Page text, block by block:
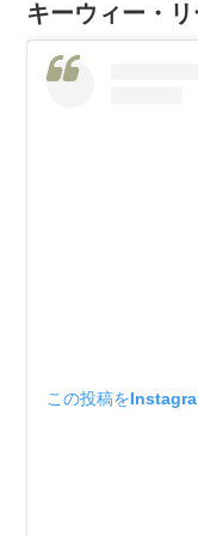
キーウィー・リ
この投稿を